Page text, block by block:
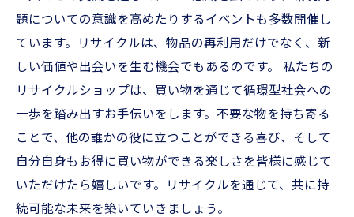
題についての意識を高めたりするイベントも多数開催し
ています。リサイクルは、物品の再利用だけでなく、新
しい価値や出会いを生む機会でもあるのです。 私たちの
リサイクルショップは、買い物を通じて循環型社会への
一歩を踏み出すお手伝いをします。不要な物を持ち寄る
ことで、他の誰かの役に立つことができる喜び、そして
自分自身もお得に買い物ができる楽しさを皆様に感じて
いただけたら嬉しいです。リサイクルを通じて、共に持
続可能な未来を築いていきましょう。